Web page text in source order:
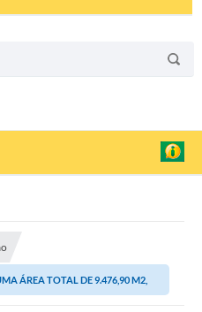
ÁREA TOTAL DE 9.476,90 M2,